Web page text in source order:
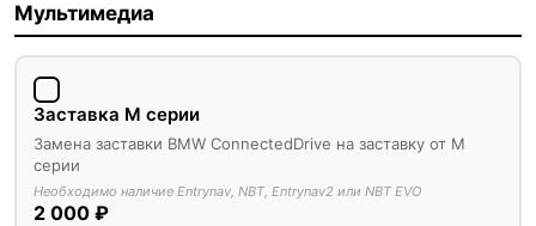
Мультимедиа
Заставка M серии
Замена заставки BMW ConnectedDrive на заставку от М
серии
Необходимо наличие Entrynav, NBT, Entrynav2 или NBT EVO
2 000 ₽